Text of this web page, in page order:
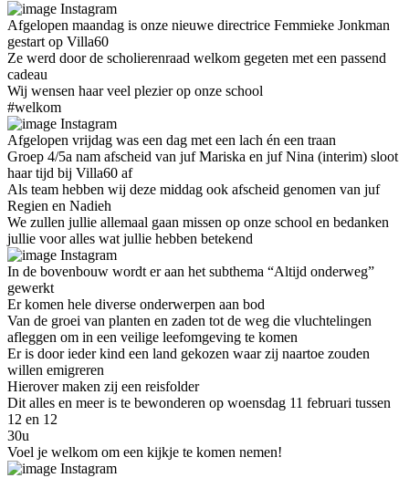
Instagram
Afgelopen maandag is onze nieuwe directrice Femmieke Jonkman
gestart op Villa60
Ze werd door de scholierenraad welkom gegeten met een passend
cadeau
Wij wensen haar veel plezier op onze school
#welkom
Instagram
Afgelopen vrijdag was een dag met een lach én een traan
Groep 4/5a nam afscheid van juf Mariska en juf Nina (interim) sloot
haar tijd bij Villa60 af
Als team hebben wij deze middag ook afscheid genomen van juf
Regien en Nadieh
We zullen jullie allemaal gaan missen op onze school en bedanken
jullie voor alles wat jullie hebben betekend
Instagram
In de bovenbouw wordt er aan het subthema “Altijd onderweg”
gewerkt
Er komen hele diverse onderwerpen aan bod
Van de groei van planten en zaden tot de weg die vluchtelingen
afleggen om in een veilige leefomgeving te komen
Er is door ieder kind een land gekozen waar zij naartoe zouden
willen emigreren
Hierover maken zij een reisfolder
Dit alles en meer is te bewonderen op woensdag 11 februari tussen
12 en 12
30u
Voel je welkom om een kijkje te komen nemen!
Instagram